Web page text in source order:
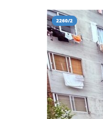
2260/2